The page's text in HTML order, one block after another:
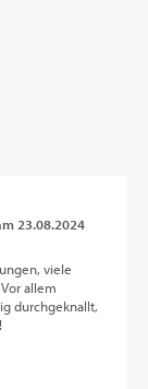
23.08.2024
viele
allem
durchgeknallt,